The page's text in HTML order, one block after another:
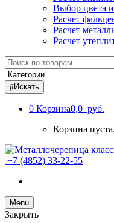
Выбор цвета
Расчет
Расчет
Расчет
Search
for:
Искать
0 Корзина0,0 руб.
Корзина пуста.
+7 (4852) 33-22-55
Menu
Закрыть